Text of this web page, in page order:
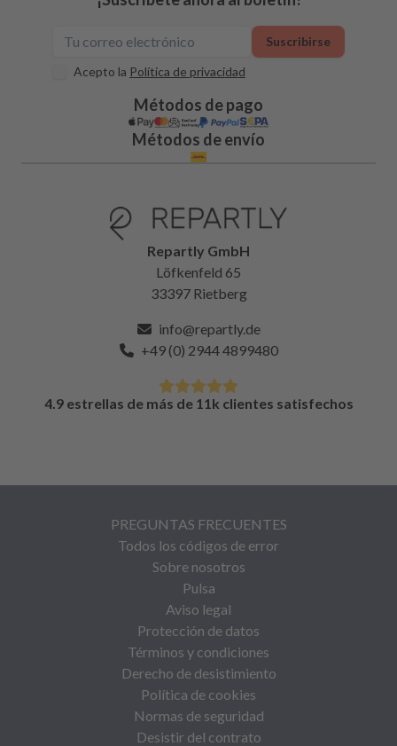
Acepto la Política de privacidad
Suscribirse
Métodos de pago
Métodos de envío
Repartly GmbH
Löfkenfeld 65
33397 Rietberg
info@repartly.de
+49 (0) 2944 4899480
4.9 estrellas de más de 11k clientes satisfechos
PREGUNTAS FRECUENTES
Todos los códigos de error
Sobre nosotros
Pulsa
Aviso legal
Protección de datos
Términos y condiciones
Derecho de desistimiento
Política de cookies
Normas de seguridad
Desistir del contrato